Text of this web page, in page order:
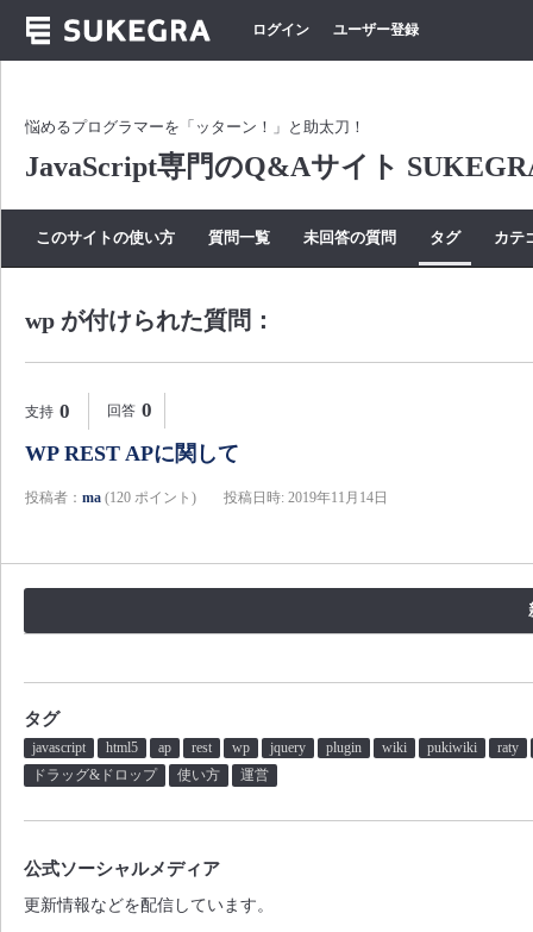
ログイン ユーザー登録
悩めるプログラマーを「ッターン！」と助太刀！
JavaScript専門のQ&Aサイト
このサイトの使い方 質問一覧 未回答の質問 タグ カテ
wp が付けられた質問：
0
支持 0
回答
WP REST APに関して
投稿者： ma (120 ポイント) 投稿日時: 2019年11月14日
タグ
javascript html5 ap rest wp jquery plugin wiki pukiwiki
raty
ドラッグ&ドロップ
使い方 運営
公式ソーシャルメディア
更新情報などを配信しています。